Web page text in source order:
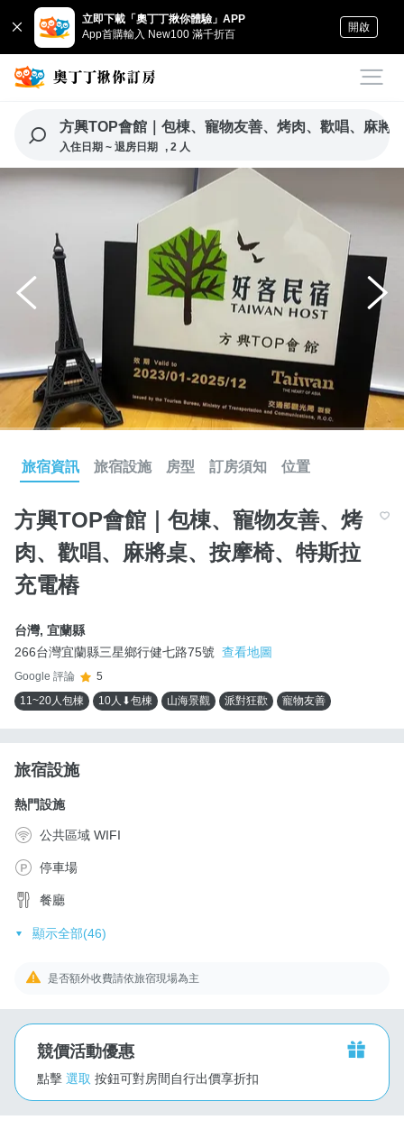
立即下載「奧丁丁揪你體驗」APP
App首購輸入 New100 滿千折百
開啟
方興TOP會館｜包棟、寵物友善、烤肉、歡唱、麻將
入住日期 ~ 退房日期 , 2 人
旅宿資訊 旅宿設施 房型 訂房須知 位置
方興TOP會館｜包棟、寵物友善、烤
肉、歡唱、麻將桌、按摩椅、特斯拉
充電樁
台灣, 宜蘭縣
266台灣宜蘭縣三星鄉行健七路75號 查看地圖
Google 評論
5
11~20人包棟
10人⬇包棟 山海景觀 派對狂歡 寵物友善
旅宿設施
熱門設施
公共區域 WIFI
停車場
餐廳
顯示全部(46)
是否額外收費請依旅宿現場為主
競價活動優惠
點擊 選取 按鈕可對房間自行出價享折扣